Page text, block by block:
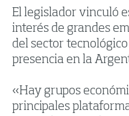
El legislador vinculó
interés de grandes
del sector
presencia en la
«Hay grupos
principales